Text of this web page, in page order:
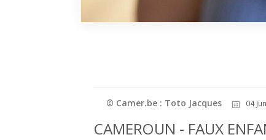
© Camer.be : Toto Jacques 04
CAMEROUN - FAUX